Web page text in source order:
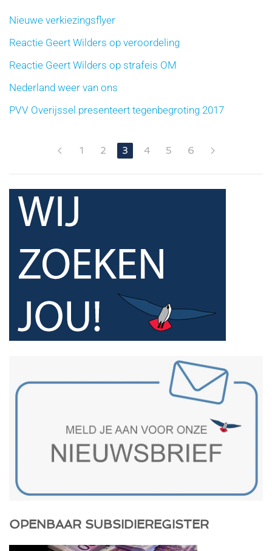
Nieuwe verkiezingsflyer
Reactie Geert Wilders op veroordeling
Reactie Geert Wilders op strafeis OM
Nederland weer van ons
PVV Overijssel presenteert tegenbegroting 2017
1 2 3 4 5 6
OPENBAAR SUBSIDIEREGISTER